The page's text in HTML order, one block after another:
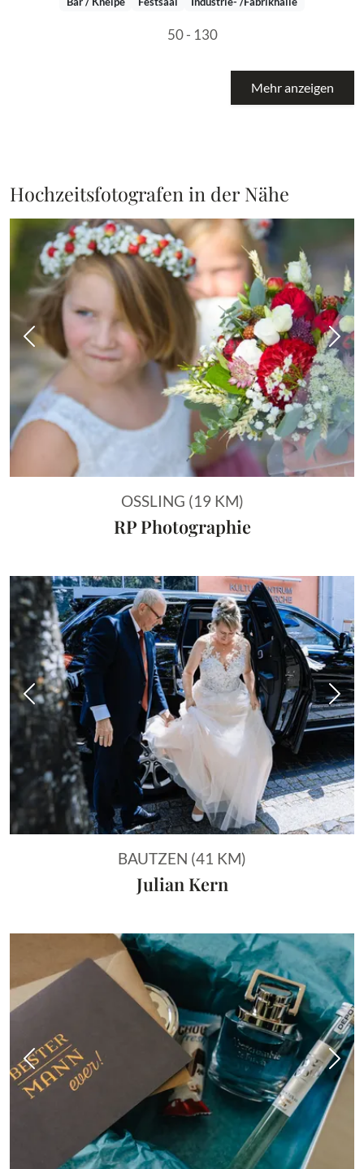
50 - 130
Mehr anzeigen
Hochzeitsfotografen in der Nähe
Vorheriges Bild
OSSLING (19 KM)
RP Photographie
Vorheriges Bild
BAUTZEN (41 KM)
Julian Kern
Vorheriges Bild